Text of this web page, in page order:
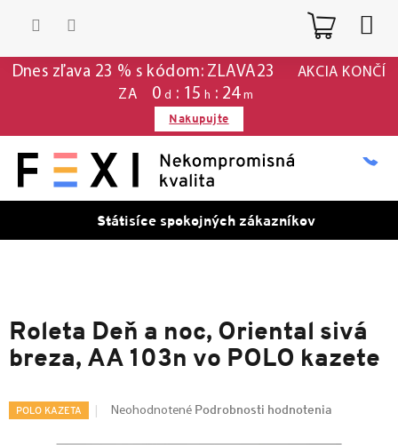
Dnes zľava 23 % s kódom: ZLAVA23
AKCIA KONČÍ
ZA
0 d : 15 h : 24 m
Nakupujte
Státisíce spokojných zákazníkov
Roleta Deň a noc, Oriental sivá
breza, AA 103n vo POLO kazete
POLO KAZETA Neohodnotené Podrobnosti hodnotenia